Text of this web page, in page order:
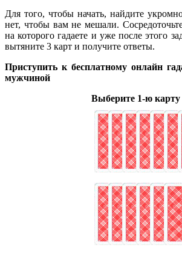
Для того, чтобы начать, найдите
нет, чтобы вам не мешали.
на которого гадаете и уже после этого
вытяните 3 карт и получите ответы.
Приступить к бесплатному онлайн
мужчиной
Выберите 1-ю карту